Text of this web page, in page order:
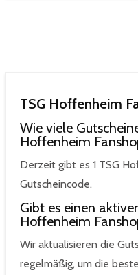
TSG Hoffenheim
Wie viele
Hoffenheim
Derzeit gibt es 1 TSG
Gutscheincode.
Gibt es einen
Hoffenheim
Wir aktualisieren die
regelmäßig, um die